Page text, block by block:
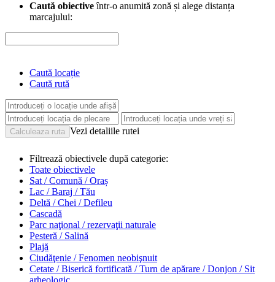
Caută obiectiveîntr-o anumită zonă și alege distanța
marcajului:
Caută locație
Caută rută
Vezi detaliile rutei
Filtrează obiectivele după categorie:
Toate obiectivele
Sat / Comună / Oraș
Lac / Baraj / Tău
Deltă / Chei / Defileu
Cascadă
Parc naţional / rezervaţii naturale
Pesteră / Salină
Plajă
Ciudăţenie / Fenomen neobişnuit
Cetate / Biserică fortificată / Turn de apărare / Donjon / Sit
arheologic